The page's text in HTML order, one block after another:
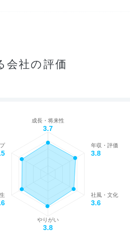
会社の評価
成長・将来性
3.7
年収・評価
3.8
社風・文化
3.6
やりがい
3.8